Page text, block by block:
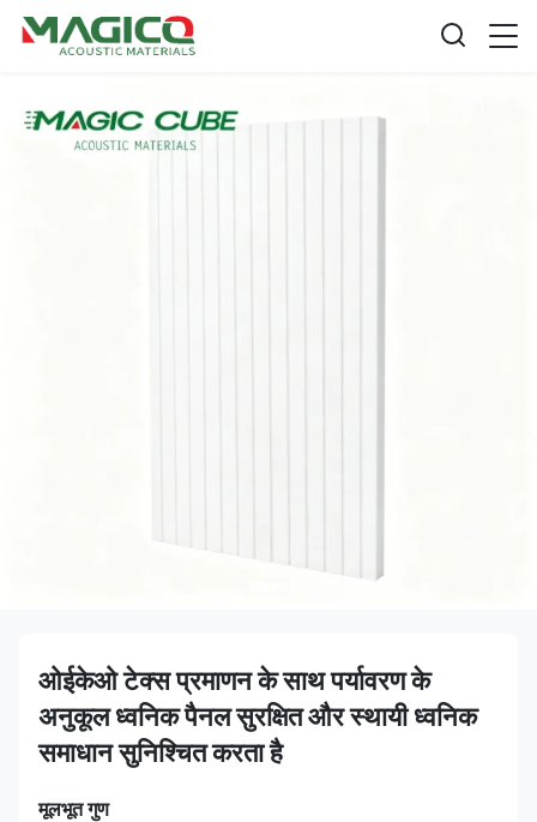
ओईकेओ टेक्स प्रमाणन के साथ पर्यावरण के
अनुकूल ध्वनिक पैनल सुरक्षित और स्थायी ध्वनिक
समाधान सुनिश्चित करता है
मूलभूत गुण